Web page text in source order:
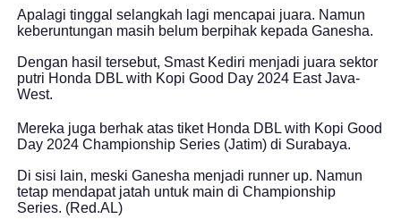
Apalagi tinggal selangkah lagi mencapai juara. Namun
keberuntungan masih belum berpihak kepada Ganesha.
Dengan hasil tersebut, Smast Kediri menjadi juara sektor
putri Honda DBL with Kopi Good Day 2024 East Java-
West.
Mereka juga berhak atas tiket Honda DBL with Kopi Good
Day 2024 Championship Series (Jatim) di Surabaya.
Di sisi lain, meski Ganesha menjadi runner up. Namun
tetap mendapat jatah untuk main di Championship
Series. (Red.AL)